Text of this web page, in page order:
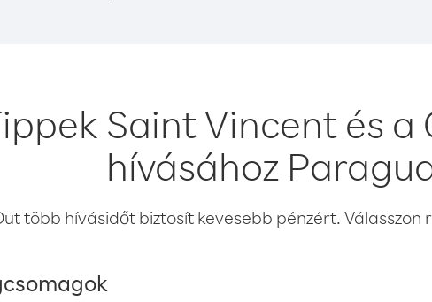
Saint Vincent és
hívásához
több hívásidőt biztosít kevesebb pénzért.